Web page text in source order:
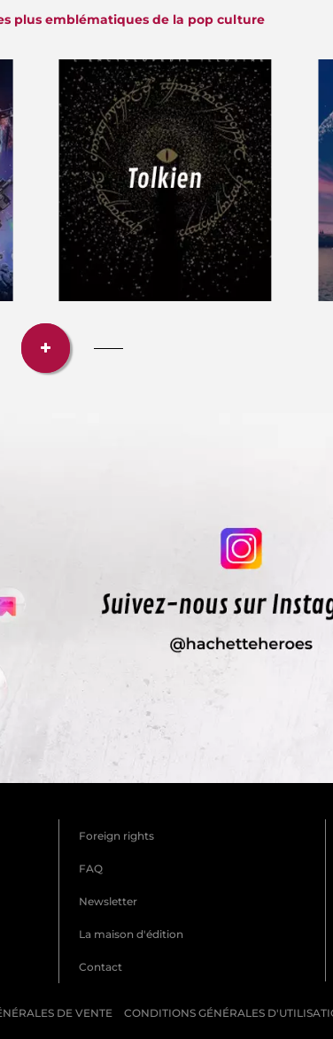
plus emblématiques de la pop culture
Foreign rights
FAQ
Newsletter
La maison d'édition
Contact
DE VENTE CONDITIONS GÉNÉRALES